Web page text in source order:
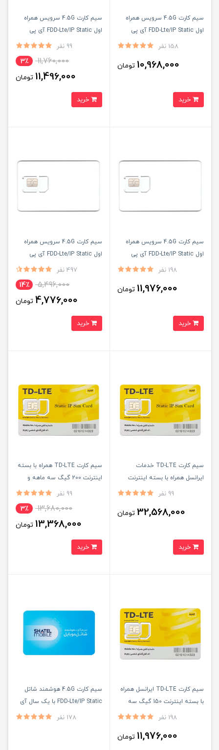
سیم کارت 4.5G سرویس همراه
اول FDD-Lte/IP Static آی پی
استاتیک یکساله همراه با100 گیگ
158 نفر
10,968,000 تومان
سیم کارت 4.5G سرویس همراه
اول FDD-Lte/IP Static آی پی
استاتیک یکساله با 180 گیگ
اینترنت شش ماهه (مخصوص
99 نفر
11,760,000 3٪
11,496,000 تومان
سیم کارت 4.5G سرویس همراه
اول FDD-Lte/IP Static آی پی
استاتیک شش ماه با 300 گیگ
198 نفر
11,976,000 تومان
سیم کارت 4.5G سرویس همراه
اول FDD-Lte/IP Static آی پی
استاتیک شش ماهه (مخصوص
497 نفر
5,496,000 14٪
4,776,000 تومان
سیم کارت TD-LTE خدمات
ایرانسل همراه با بسته اینترنت
1000 گیگ و سرویس آی پی
99 نفر
32,568,000 تومان
سیم کارت TD-LTE همراه با بسته
اینترنت 200 گیگ سه ماهه و
یکسال سرویس آی پی استاتیک
99 نفر
13,680,000 3٪
13,368,000 تومان
سیم کارت TD-LTE ایرانسل همراه
با بسته اینترنت 150 گیگ سه
ماهه و یکسال سرویس آی پی
198 نفر
11,976,000 تومان
سیم کارت 4.5G هوشمند شاتل
FDD-Lte/IP Static با یک سال آی
پی استاتیک178 نفر